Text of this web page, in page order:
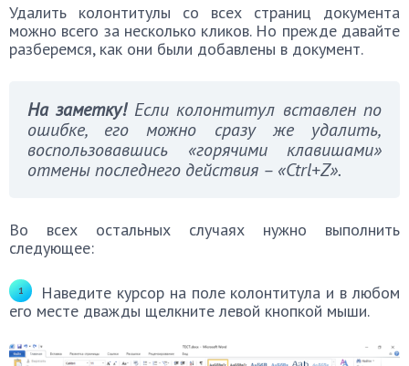
Удалить колонтитулы со всех страниц документа
можно всего за несколько кликов. Но прежде давайте
разберемся, как они были добавлены в документ.
На заметку!Если колонтитул вставлен по
ошибке, его можно сразу же удалить,
воспользовавшись «горячими клавишами»
отмены последнего действия – «Ctrl+Z».
Во всех остальных случаях нужно выполнить
следующее:
Наведите курсор на поле колонтитула и в любом
его месте дважды щелкните левой кнопкой мыши.